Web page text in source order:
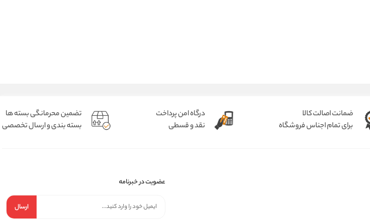
ضمانت اصالت کالا
برای تمام اجناس فروشگاه
درگاه امن پرداخت
نقد و قسطی
تضمین محرمانگی بسته ها
بسته بندی و ارسال تخصصی
عضویت در خبرنامه
ارسال